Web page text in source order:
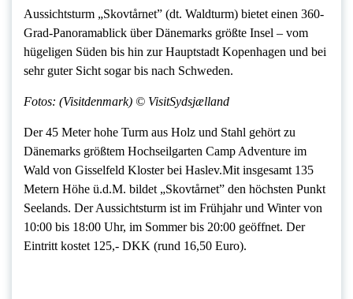
Aussichtsturm „Skovtårnet” (dt. Waldturm) bietet einen 360-
Grad-Panoramablick über Dänemarks größte Insel – vom
hügeligen Süden bis hin zur Hauptstadt Kopenhagen und bei
sehr guter Sicht sogar bis nach Schweden.
Fotos: (Visitdenmark) © VisitSydsjælland
Der 45 Meter hohe Turm aus Holz und Stahl gehört zu
Dänemarks größtem Hochseilgarten Camp Adventure im
Wald von Gisselfeld Kloster bei Haslev.Mit insgesamt 135
Metern Höhe ü.d.M. bildet „Skovtårnet” den höchsten Punkt
Seelands. Der Aussichtsturm ist im Frühjahr und Winter von
10:00 bis 18:00 Uhr, im Sommer bis 20:00 geöffnet. Der
Eintritt kostet 125,- DKK (rund 16,50 Euro).